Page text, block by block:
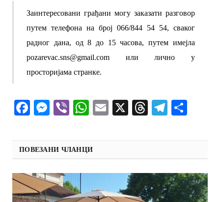
Заинтересовани грађани могу заказати разговор
путем телефона на број 066/844 54 54, сваког
радног дана, од 8 до 15 часова, путем имејла
pozarevac.sns@gmail.com или лично у
просторијама странке.
Facebook
Messenger
ViberWhatsApp
Email
X Threads
ПОВЕЗАНИ ЧЛАНЦИ